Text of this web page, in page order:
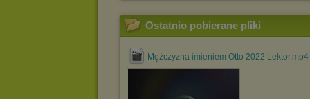
Ostatnio pobierane pliki
Mężczyzna imieniem Otto 2022 Lektor.mp4